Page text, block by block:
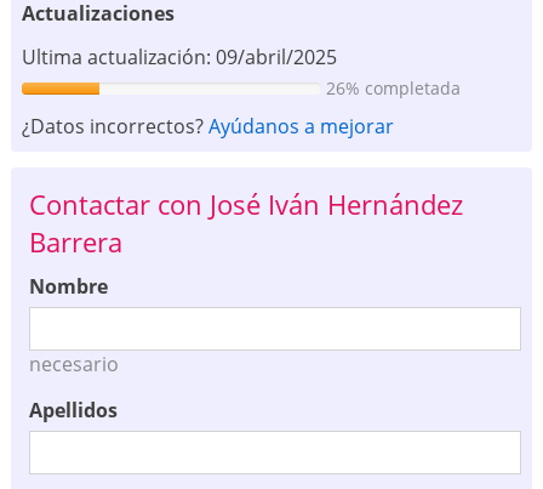
Actualizaciones
Ultima actualización: 09/abril/2025
26% completada
¿Datos incorrectos?Ayúdanos a mejorar
Contactar con José Iván Hernández
Barrera
Nombre
necesario
Apellidos